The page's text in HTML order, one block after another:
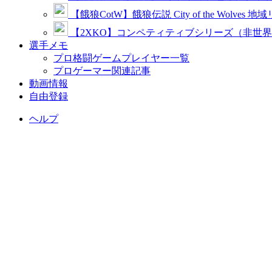
【餓狼CotW】餓狼伝説 City of the Wolves 地域
【2XKO】コンペティティブシリーズ（非世界
選手メモ
プロ格闘ゲームプレイヤー一覧
プロゲーマー関連記事
動画情報
自由登録
ヘルプ